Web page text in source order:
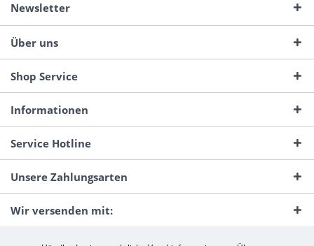
Newsletter
Über uns
Shop Service
Informationen
Service Hotline
Unsere Zahlungsarten
Wir versenden mit: